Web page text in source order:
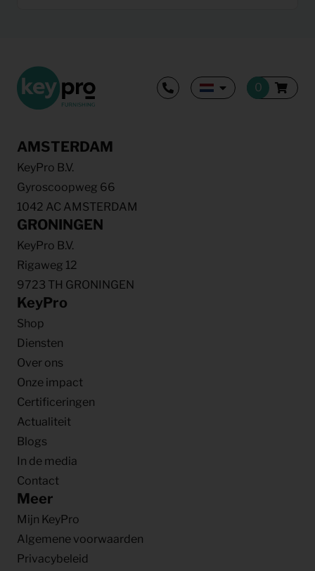
AMSTERDAM
KeyPro B.V.
Gyroscoopweg 66
1042 AC AMSTERDAM
GRONINGEN
KeyPro B.V.
Rigaweg 12
9723 TH GRONINGEN
KeyPro
Shop
Diensten
Over ons
Onze impact
Certificeringen
Actualiteit
Blogs
In de media
Contact
Meer
Mijn KeyPro
Algemene voorwaarden
Privacybeleid